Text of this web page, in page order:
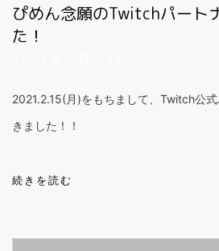
ぴめん念願のTwitchパート
た！
2021.2.15(月)をもちまして、Twitch公
きました！！
続きを読む